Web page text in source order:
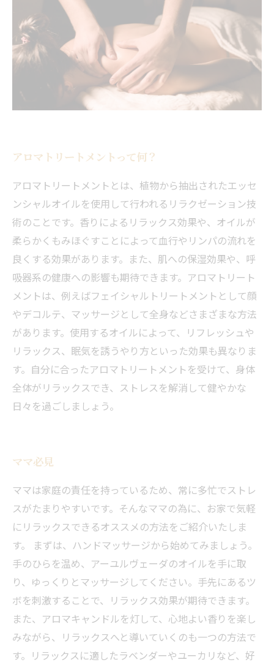
アロマトリートメントって何？
アロマトリートメントとは、植物から抽出されたエッセ
ンシャルオイルを使用して行われるリラクゼーション技
術のことです。香りによるリラックス効果や、オイルが
柔らかくもみほぐすことによって血行やリンパの流れを
良くする効果があります。また、肌への保湿効果や、呼
吸器系の健康への影響も期待できます。アロマトリート
メントは、例えばフェイシャルトリートメントとして顔
やデコルテ、マッサージとして全身などさまざまな方法
があります。使用するオイルによって、リフレッシュや
リラックス、眠気を誘うやり方といった効果も異なりま
す。自分に合ったアロマトリートメントを受けて、身体
全体がリラックスでき、ストレスを解消して健やかな
日々を過ごしましょう。
ママ必見
ママは家庭の責任を持っているため、常に多忙でストレ
スがたまりやすいです。そんなママの為に、お家で気軽
にリラックスできるオススメの方法をご紹介いたしま
す。 まずは、ハンドマッサージから始めてみましょう。
手のひらを温め、アーユルヴェーダのオイルを手に取
り、ゆっくりとマッサージしてください。手先にあるツ
ボを刺激することで、リラックス効果が期待できます。
また、アロマキャンドルを灯して、心地よい香りを楽し
みながら、リラックスへと導いていくのも一つの方法で
す。リラックスに適したラベンダーやユーカリなど、好